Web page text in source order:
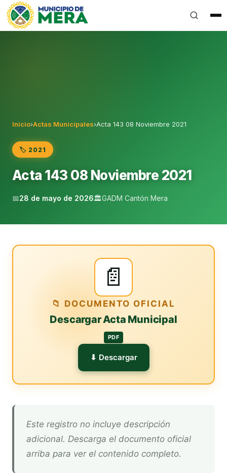
Gobierno Autónomo Descentralizado Municipal del
Inicio›Actas Municipales›Acta 143 08 Noviembre 2021
🏷️ 2021
Acta 143 08 Noviembre 2021
📅28 de mayo de 2026🏛️GADM Cantón Mera
📄
📁 DOCUMENTO OFICIAL
Descargar Acta Municipal
PDF
⬇ Descargar
Este registro no incluye descripción
adicional. Descarga el documento oficial
arriba para ver el contenido completo.